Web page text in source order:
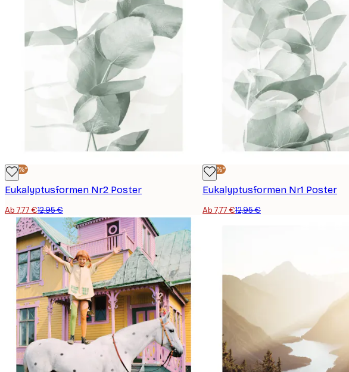
-40%*
Eukalyptusformen Nr2 Poster
Ab 7,77 €12,95 €
-40%*
Eukalyptusformen Nr1 Poster
Ab 7,77 €12,95 €